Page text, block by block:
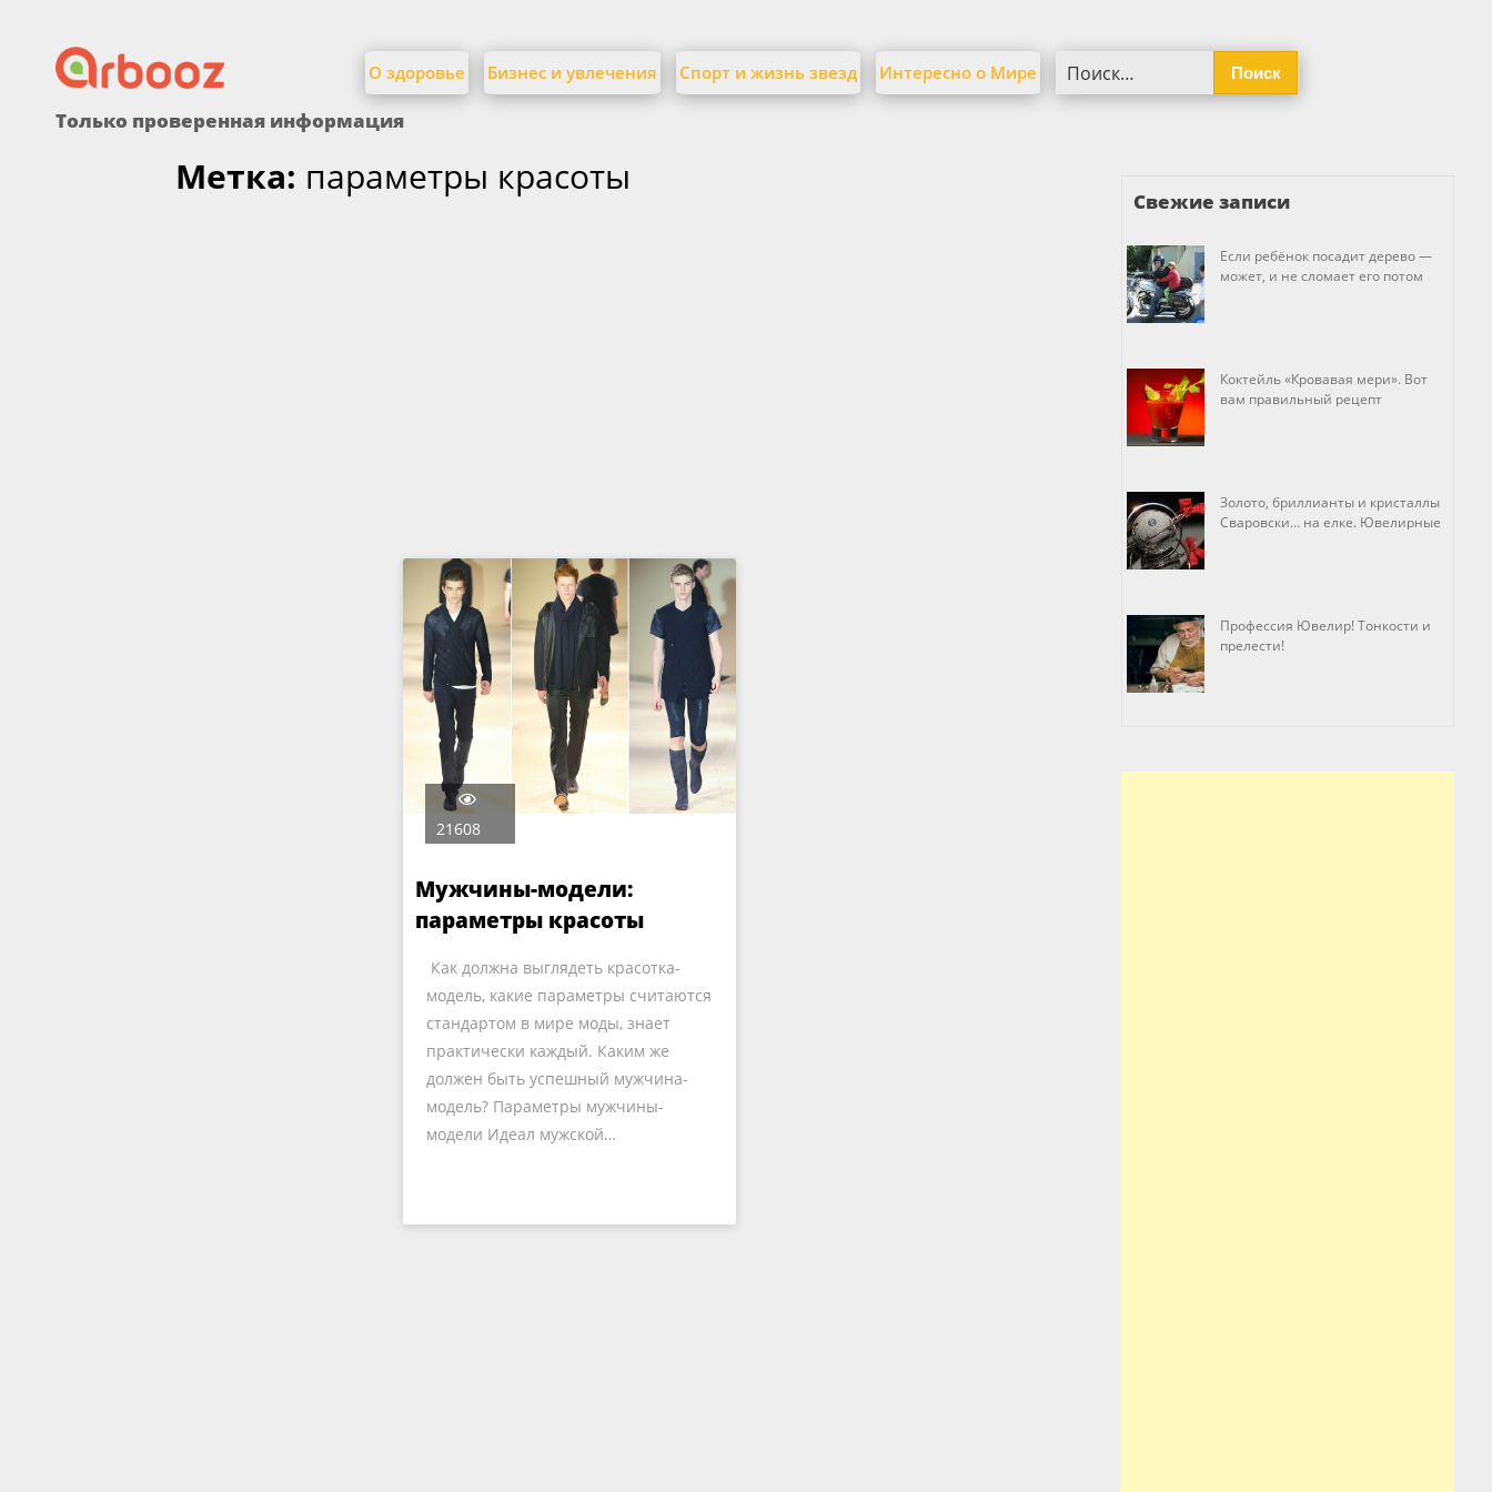
to
content
О здоровье Бизнес и увлечения Спорт и жизнь звезд Интересно о Мире
Только проверенная информация
Метка: параметры красоты
21608
Мужчины-модели:
параметры красоты
Как должна выглядеть красотка-
модель, какие параметры считаются
стандартом в мире моды, знает
практически каждый. Каким же
должен быть успешный мужчина-
модель? Параметры мужчины-
модели Идеал мужской…
Свежие записи
Если ребёнок посадит дерево —
может, и не сломает его потом
Коктейль «Кровавая мери». Вот
вам правильный рецепт
Золото, бриллианты и кристаллы
Сваровски… на елке. Ювелирные
Профессия Ювелир! Тонкости и
прелести!